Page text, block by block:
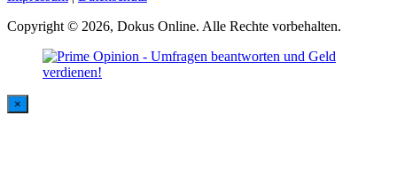
Copyright © 2026, Dokus Online. Alle Rechte vorbehalten.
×